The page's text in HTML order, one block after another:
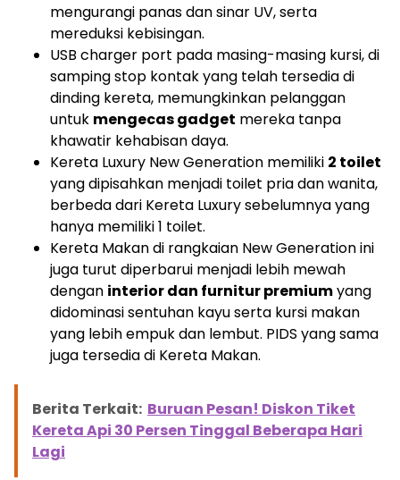
mengurangi panas dan sinar UV, serta
mereduksi kebisingan.
USB charger port pada masing-masing kursi, di
samping stop kontak yang telah tersedia di
dinding kereta, memungkinkan pelanggan
untuk mengecas gadget mereka tanpa
khawatir kehabisan daya.
Kereta Luxury New Generation memiliki 2 toilet
yang dipisahkan menjadi toilet pria dan wanita,
berbeda dari Kereta Luxury sebelumnya yang
hanya memiliki 1 toilet.
Kereta Makan di rangkaian New Generation ini
juga turut diperbarui menjadi lebih mewah
dengan interior dan furnitur premiumyang
didominasi sentuhan kayu serta kursi makan
yang lebih empuk dan lembut. PIDS yang sama
juga tersedia di Kereta Makan.
Berita Terkait: Buruan Pesan! Diskon Tiket
Kereta Api 30 Persen Tinggal Beberapa Hari
Lagi